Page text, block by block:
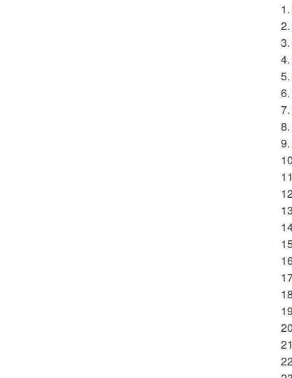
1.
2.
3.
4.
5.
6.
7.
8.
9.